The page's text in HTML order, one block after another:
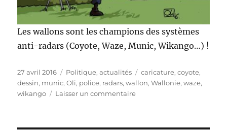
Les wallons sont les champions des systèmes
anti-radars (Coyote, Waze, Munic, Wikango…) !
Publié
le
27 avril 2016 Catégories
Politique, actualités Étiquettes
caricature,coyote,
dessin, munic,Oli, police, radars,wallon,Wallonie,waze,
wikango
Laisser un commentairesur